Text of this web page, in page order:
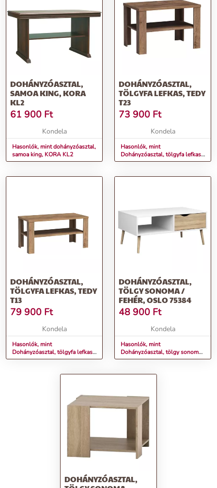
DOHÁNYZÓASZTAL,
SAMOA KING, KORA
KL2
61 900 Ft
Kondela
Hasonlók, mint dohányzóasztal,
samoa king, KORA KL2
DOHÁNYZÓASZTAL,
TÖLGYFA LEFKAS, TEDY
T23
73 900 Ft
Kondela
Hasonlók, mint
Dohányzóasztal, tölgyfa lefkas,
TEDY T23
DOHÁNYZÓASZTAL,
TÖLGYFA LEFKAS, TEDY
T13
79 900 Ft
Kondela
Hasonlók, mint
Dohányzóasztal, tölgyfa lefkas,
TEDY T13
DOHÁNYZÓASZTAL,
TÖLGY SONOMA /
FEHÉR, OSLO 75384
48 900 Ft
Kondela
Hasonlók, mint
Dohányzóasztal, tölgy sonoma /
fehér, OSLO 75384
DOHÁNYZÓASZTAL,